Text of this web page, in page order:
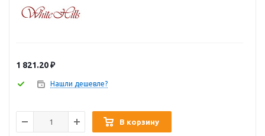
1 821.20₽
Нашли дешевле?
В корзину